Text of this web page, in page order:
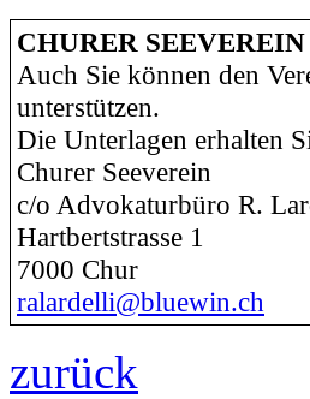
CHURER SEEVEREIN
Auch Sie können den
unterstützen.
Die Unterlagen erhalten
Churer Seeverein
c/o Advokaturbüro R.
Hartbertstrasse 1
7000 Chur
ralardelli@bluewin.ch
zurück